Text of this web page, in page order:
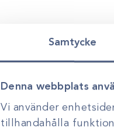
Samtycke
Denna webbplats
Vi använder
tillhandahålla